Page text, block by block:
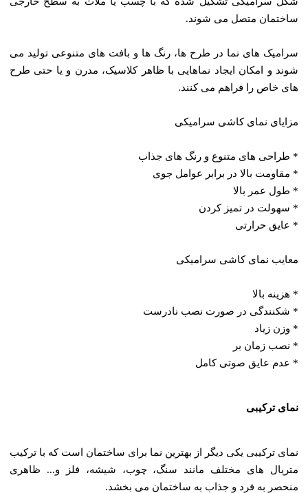
ساختمان متصل می‌ شوند.
سرامیک ‌های نما در طرح ‌ها، رنگ‌ ها و بافت ‌های متنوعی تولید می‌
شوند و امکان ایجاد نماهایی با ظاهر کلاسیک، مدرن و یا حتی طرح‌
های خاص را فراهم می‌ کنند.
مزایای نمای کاشی سرامیکی
* طراحی‌ های متنوع و رنگ ‌های جذاب
* مقاومت بالا در برابر عوامل جوی
* طول عمر بالا
* سهولت در تمیز کردن
* عایق حرارتی
معایب نمای کاشی سرامیکی
* هزینه بالا
* شکنندگی در صورت نصب نادرست
* وزن زیاد
* نصب زمان ‌بر
* عدم عایق صوتی کامل
نمای ترکیبی
نمای ترکیبی یکی دیگر از بهترین نما برای ساختمان است که با ترکیب
متریال‌ های مختلف مانند سنگ، چوب، شیشه، فلز و... ظاهری
منحصر به فرد و جذاب به ساختمان می ‌بخشد.